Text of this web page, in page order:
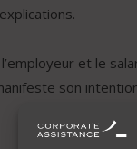
et le
son